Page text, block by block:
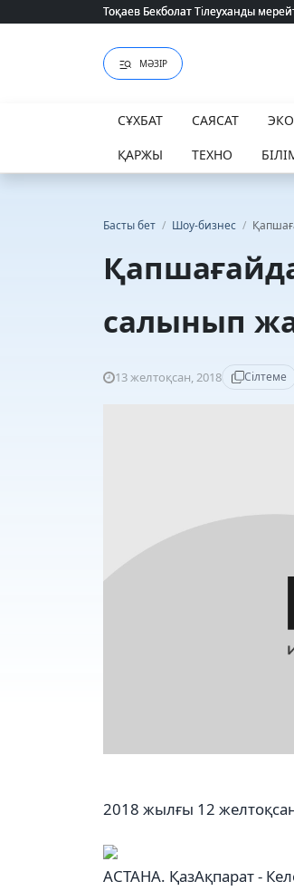
Тоқаев Бекболат Тілеуханды
Тоқаев Бекболат Тілеуханды
МӘЗІР
СҰХБАТ САЯСАТ
ҚАРЖЫ
ТЕХНО
Басты бет / Шоу-бизнес /
салынып
13 желтоқсан, 2018 Сілтеме
2018 жылғы 12
АСТАНА. ҚазАқпарат -